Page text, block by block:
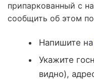
припаркованный с
сообщить об этом
Напишите на
Укажите
видно),